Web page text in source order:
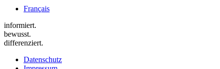
Français
informiert.
bewusst.
differenziert.
Datenschutz